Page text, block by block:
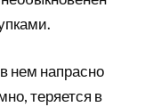
нем напрасно
теряется в